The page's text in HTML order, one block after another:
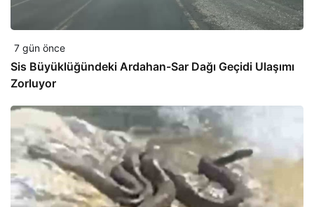
7 gün önce
Sis Büyüklüğündeki Ardahan-Sar Dağı Geçidi Ulaşımı
Zorluyor